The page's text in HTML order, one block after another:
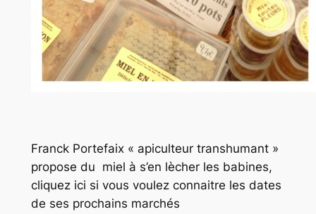
Franck Portefaix « apiculteur transhumant »
propose du miel à s’en lècher les babines,
cliquez ici si vous voulez connaitre les dates
de ses prochains marchés